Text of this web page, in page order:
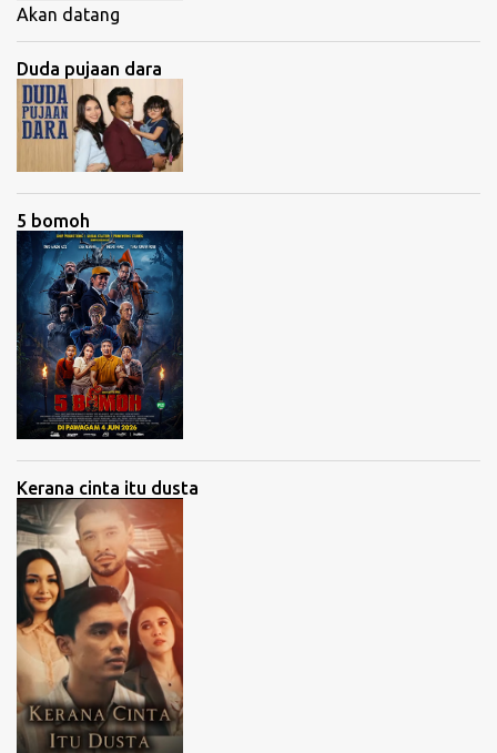
Akan datang
Duda pujaan dara
5 bomoh
Kerana cinta itu dusta